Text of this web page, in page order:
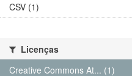
CSV (1)
Licenças
Creative Commons At... (1)